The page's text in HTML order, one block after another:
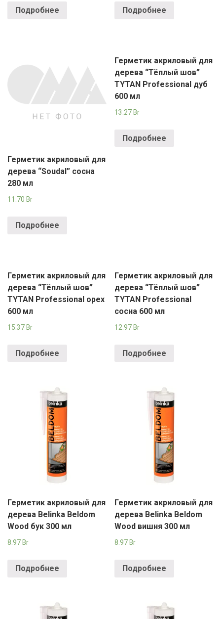
Подробнее Подробнее
Герметик акриловый для
дерева “Soudal” сосна
280 мл
11.70 Br
Подробнее
Герметик акриловый для
дерева “Тёплый шов”
TYTAN Professional дуб
600 мл
13.27 Br
Подробнее
Герметик акриловый для
дерева “Тёплый шов”
TYTAN Professional орех
600 мл
15.37 Br
Подробнее
Герметик акриловый для
дерева “Тёплый шов”
TYTAN Professional
сосна 600 мл
12.97 Br
Подробнее
Герметик акриловый для
дерева Belinka Beldom
Wood бук 300 мл
8.97 Br
Подробнее
Герметик акриловый для
дерева Belinka Beldom
Wood вишня 300 мл
8.97 Br
Подробнее